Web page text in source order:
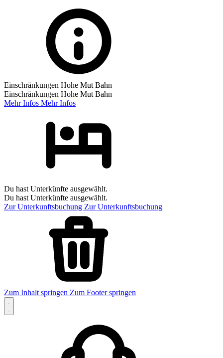
Einschränkungen Hohe Mut Bahn
Einschränkungen Hohe Mut Bahn
Mehr Infos Mehr Infos
Du hast Unterkünfte ausgewählt.
Du hast Unterkünfte ausgewählt.
Zur Unterkunftsbuchung Zur Unterkunftsbuchung
Zum Inhalt springen Zum Footer springen